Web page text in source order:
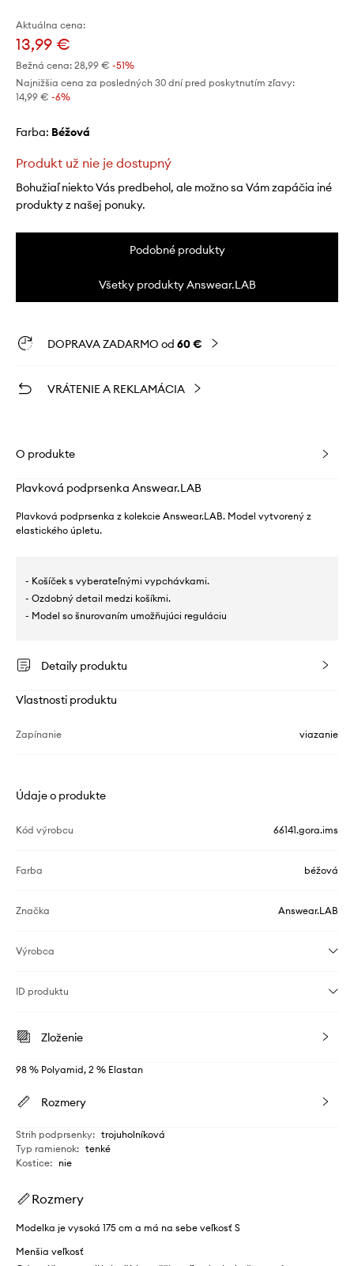
Aktuálna cena:
13,99 €
Bežná cena: 28,99 € -51%
Najnižšia cena za posledných 30 dní pred poskytnutím zľavy:
14,99 € -6%
Farba: béžová
Produkt už nie je dostupný
Bohužiaľ niekto Vás predbehol, ale možno sa Vám zapáčia iné
produkty z našej ponuky.
Podobné produkty
Všetky produkty Answear.LAB
DOPRAVA ZADARMO od 60 €
VRÁTENIE A REKLAMÁCIA
O produkte
Plavková podprsenka Answear.LAB
Plavková podprsenka z kolekcie Answear.LAB. Model vytvorený z
elastického úpletu.
- Košíček s vyberateľnými vypchávkami.
- Ozdobný detail medzi košíkmi.
- Model so šnurovaním umožňujúci reguláciu
Detaily produktu
Vlastnosti produktu
Zapínanie viazanie
Údaje o produkte
Kód výrobcu 66141.gora.ims
Farba béžová
Značka Answear.LAB
Výrobca
ID produktu
Zloženie
98 % Polyamid, 2 % Elastan
Rozmery
Strih podprsenky: trojuholníková
Typ ramienok: tenké
Kostice: nie
Rozmery
Modelka je vysoká 175 cm a má na sebe veľkosť S
Menšia veľkosť